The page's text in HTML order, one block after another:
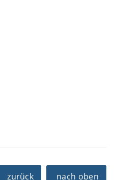
zurück nach oben